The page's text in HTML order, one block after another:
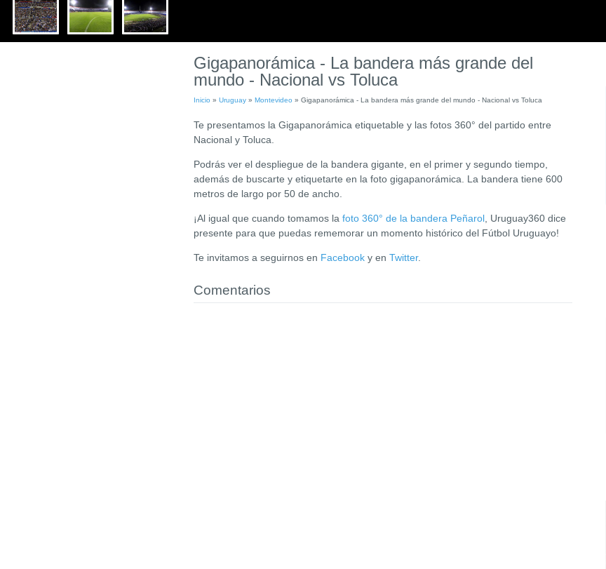
Gigapanorámica - La bandera más grande del
mundo - Nacional vs Toluca
Inicio » Uruguay » Montevideo » Gigapanorámica - La bandera más grande del mundo - Nacional vs Toluca
Te presentamos la Gigapanorámica etiquetable y las fotos 360° del partido entre
Nacional y Toluca.
Podrás ver el despliegue de la bandera gigante, en el primer y segundo tiempo,
además de buscarte y etiquetarte en la foto gigapanorámica. La bandera tiene 600
metros de largo por 50 de ancho.
¡Al igual que cuando tomamos la foto 360° de la bandera Peñarol , Uruguay360 dice
presente para que puedas rememorar un momento histórico del Fútbol Uruguayo!
Te invitamos a seguirnos en Facebook y en Twitter.
Comentarios